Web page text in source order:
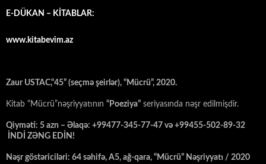
E-DÜKAN – KİTABLAR:
www.kitabevim.az
Zaur USTAC,“45” (seçmə şeirlər), “Mücrü”, 2020.
Kitab “Mücrü”nəşriyyatının “Poeziya” seriyasında nəşr edilmişdir.
Qiyməti: 5 azn – Əlaqə: +99477-345-77-47 və +99455-502-89-32
İNDİ ZƏNG EDİN!
Nəşr göstəriciləri: 64 səhifə, A5, ağ-qara, “Mücrü” Nəşriyyatı / 2020